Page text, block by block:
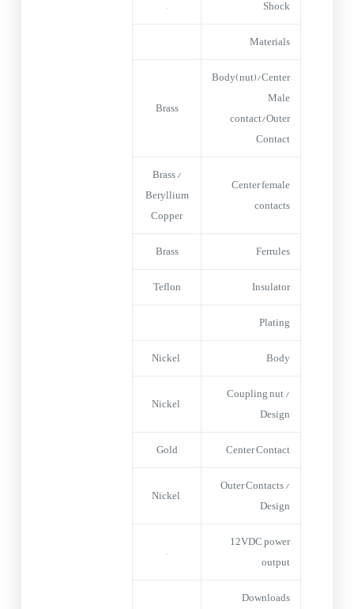
Shock
–
Materials
Body(nut)/Center
Male
contact/Outer
Contact
Brass
Center female
contacts
Brass /
Beryllium
Copper
Ferrules
Brass
Insulator
Teflon
Plating
Body
Coupling nut /
Design
Center Contact
Gold
Outer Contacts /
Design
12VDC power
output
–
Downloads